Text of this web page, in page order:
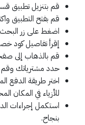
قم بتنزيل تطبيق
قم بفتح التطبيق
اضغط على زر
إقرأ تفاصيل كود
قم بالذهاب إلى
حدد مشترياتك وقم
اختر طريقة الدفع
للأزياء في المكان
استكمل إجراءات
بنجاح.